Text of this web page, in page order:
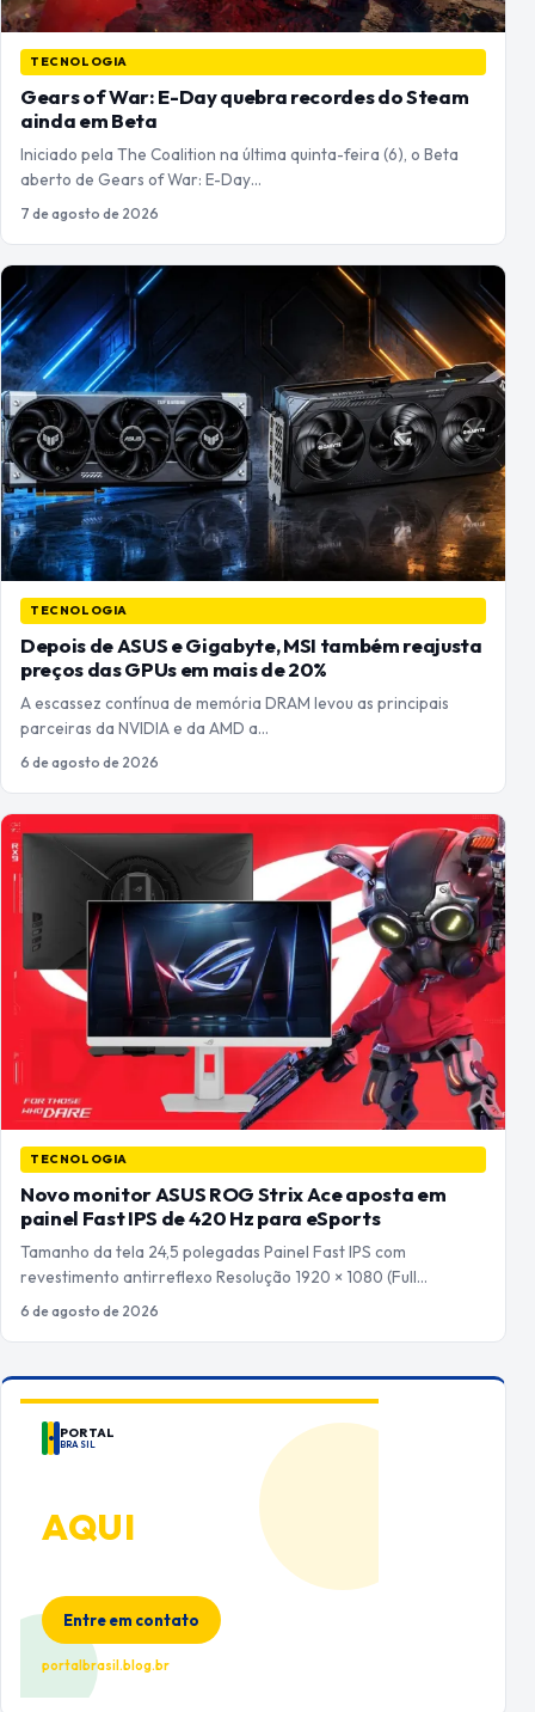
TECNOLOGIA
Gears of War: E-Day quebra recordes do Steam
ainda em Beta
Iniciado pela The Coalition na última quinta-feira (6), o Beta
aberto de Gears of War: E-Day…
7 de agosto de 2026
TECNOLOGIA
Depois de ASUS e Gigabyte, MSI também reajusta
preços das GPUs em mais de 20%
A escassez contínua de memória DRAM levou as principais
parceiras da NVIDIA e da AMD a…
6 de agosto de 2026
TECNOLOGIA
Novo monitor ASUS ROG Strix Ace aposta em
painel Fast IPS de 420 Hz para eSports
Tamanho da tela 24,5 polegadas Painel Fast IPS com
revestimento antirreflexo Resolução 1920 × 1080 (Full…
6 de agosto de 2026
PORTAL
BRASIL
AQUI
Entre em contato
portalbrasil.blog.br